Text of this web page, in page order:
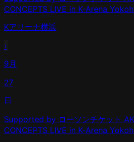
CONCEPTS LIVE in K-Arena
Kアリーナ横浜
›
9月
27
日
Supported by ローソンチケット
CONCEPTS LIVE in K-Arena